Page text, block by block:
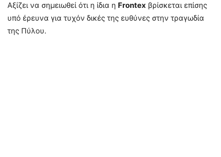
Αξίζει να σημειωθεί ότι η ίδια η Frontex βρίσκεται επίσης
υπό έρευνα για τυχόν δικές της ευθύνες στην τραγωδία
της Πύλου.